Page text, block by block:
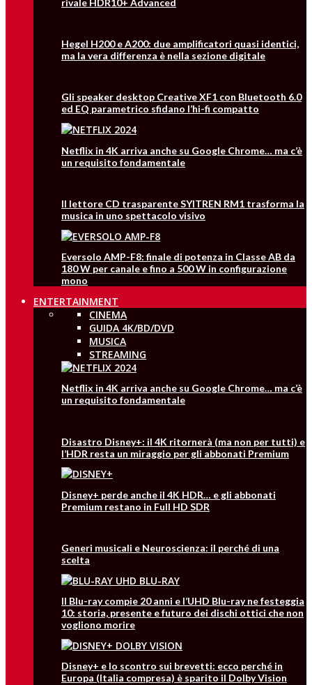
rivale HDR10+ Advanced
Hegel H200 e A200: due amplificatori quasi identici,
ma la vera differenza è nella sezione digitale
Gli speaker desktop Creative XF1 con Bluetooth 6.0
ed EQ parametrico sfidano l’hi-fi compatto
Netflix in 4K arriva anche su Google Chrome… ma c’è
un requisito fondamentale
Il lettore CD trasparente SYITREN RM1 trasforma la
musica in uno spettacolo visivo
Eversolo AMP-F8: finale di potenza in Classe AB da
180 W per canale e fino a 500 W in configurazione
mono
ENTERTAINMENT
CINEMA
GUIDA 4K/BD/DVD
MUSICA
STREAMING
Netflix in 4K arriva anche su Google Chrome… ma c’è
un requisito fondamentale
Disastro Disney+: il 4K ritornerà (ma non per tutti) e
l’HDR resta un miraggio per gli abbonati Premium
Disney+ perde anche il 4K HDR… e gli abbonati
Premium restano in Full HD SDR
Generi musicali e Neuroscienza: il perché di una
scelta
Il Blu-ray compie 20 anni e l’UHD Blu-ray ne festeggia
10: storia, presente e futuro dei dischi ottici che non
vogliono morire
Disney+ e lo scontro sui brevetti: ecco perché in
Europa (Italia compresa) è sparito il Dolby Vision